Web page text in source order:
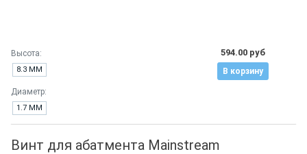
Высота:
8.3 ММ
Диаметр:
1.7 ММ
594.00 руб
В корзину
Винт для абатмента Mainstream